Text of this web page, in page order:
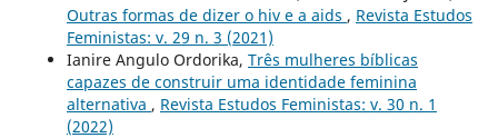
Outras formas de dizer o hiv e a aids , Revista Estudos
Feministas: v. 29 n. 3 (2021)
Ianire Angulo Ordorika, Três mulheres bíblicas
capazes de construir uma identidade feminina
alternativa , Revista Estudos Feministas: v. 30 n. 1
(2022)